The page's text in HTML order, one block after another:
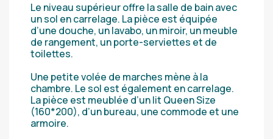
Le niveau supérieur offre la salle de bain avec
un sol en carrelage. La pièce est équipée
d’une douche, un lavabo, un miroir, un meuble
de rangement, un porte-serviettes et de
toilettes.
Une petite volée de marches mène à la
chambre. Le sol est également en carrelage.
La pièce est meublée d’un lit Queen Size
(160*200), d’un bureau, une commode et une
armoire.